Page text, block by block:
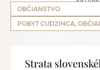
OBČIANSTVO
POBYT CUDZINCA,
Strata